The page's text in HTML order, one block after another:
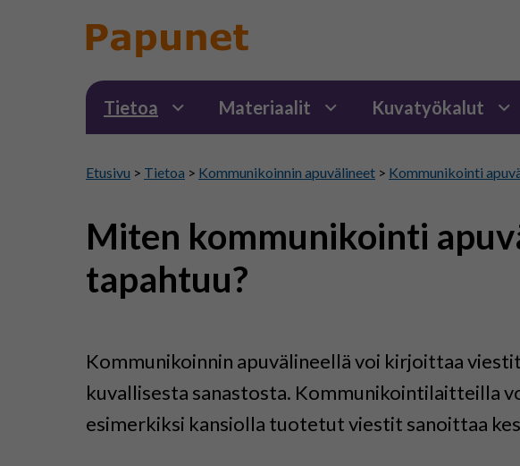
Tietoa Materiaalit Kuvatyökalut
Etusivu > Tietoa > Kommunikoinnin apuvälineet > Kommunikointi
Miten kommunikointi
tapahtuu?
Kommunikoinnin apuvälineellä voi kirjoittaa
kuvallisesta sanastosta. Kommunikointilaitteilla
esimerkiksi kansiolla tuotetut viestit sanoittaa